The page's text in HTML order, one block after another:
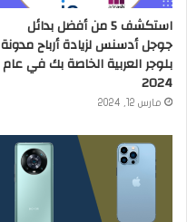
استكشف 5 من أفضل بدائل
جوجل أدسنس لزيادة أرباح مدونة
بلوجر العربية الخاصة بك في عام
2024
مارس 12, 2024